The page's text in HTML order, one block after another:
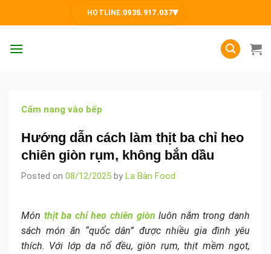
HOTLINE:0935.917.037▾
Cẩm nang vào bếp
Hướng dẫn cách làm thịt ba chỉ heo
chiên giòn rụm, không bắn dầu
Posted on 08/12/2025 by La Bàn Food
Món thịt ba chỉ heo chiên giòn luôn nằm trong danh
sách món ăn “quốc dân” được nhiều gia đình yêu
thích. Với lớp da nổ đều, giòn rụm, thịt mềm ngọt,